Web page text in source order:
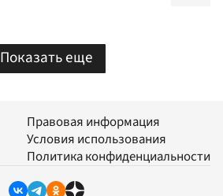
Показать еще
Правовая информация
Условия использования
Политика конфиденциальности